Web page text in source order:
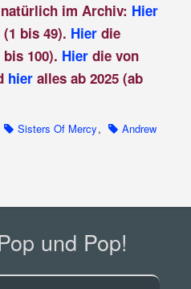
im Archiv: Hier
bis 49). Hierdie
100). Hier die von
hier alles ab 2025 (ab
Sisters Of Mercy, Andrew
und Pop!